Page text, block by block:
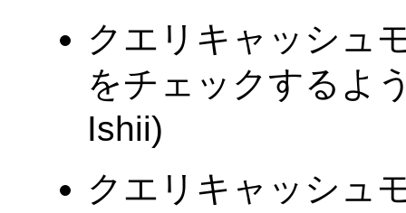
クエリキャッシュ
をチェックするよ
Ishii)
クエリキャッシュ